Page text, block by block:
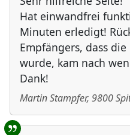
Hat einwandfrei
Minuten erledigt!
Empfängers, dass
wurde, kam nach
Dank!
Martin Stampfer, 9800